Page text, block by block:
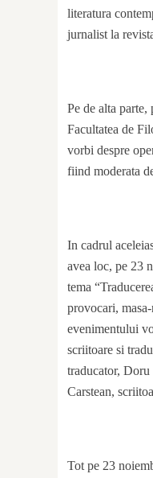
literatura
jurnalist la
Pe de alta parte,
Facultatea de
vorbi despre
fiind moderata
In cadrul
avea loc, pe 23
tema
provocari,
evenimentului
scriitoare si
traducator, Doru
Carstean,
Tot pe 23